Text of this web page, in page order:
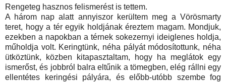
Rengeteg hasznos felismerést is tettem.
A három nap alatt annyiszor kerültem meg a Vörösmarty
teret, hogy a tér egyik holdjának éreztem magam. Mondjuk,
ezekben a napokban a térnek sokezernyi ideiglenes holdja,
műholdja volt. Keringtünk, néha pályát módosítottunk, néha
ütköztünk, közben kitapasztaltam, hogy ha meglátok egy
ismerőst, és jobbról balra eltűnik a tömegben, elég rállni egy
ellentétes keringési pályára, és előbb-utóbb szembe fog